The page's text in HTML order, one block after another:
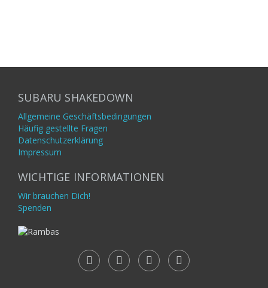
SUBARU SHAKEDOWN
Allgemeine Geschäftsbedingungen
Häufig gestellte Fragen
Datenschutzerklärung
Impressum
WICHTIGE INFORMATIONEN
Wir brauchen Dich!
Spenden